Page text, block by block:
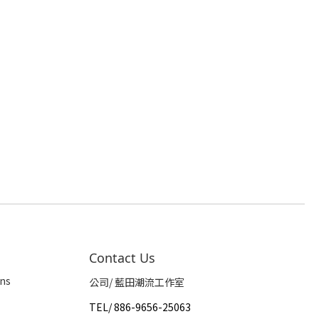
Contact Us
公司/ 藍田潮流工作室
TEL/886-9656-25063